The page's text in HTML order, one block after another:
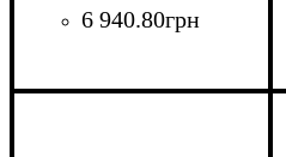
6 940.80грн